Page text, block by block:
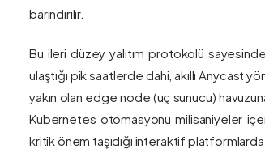
barındırılır.
Bu ileri düzey yalıtım protokolü
ulaştığı pik saatlerde dahi, akıllı Anycast
yakın olan edge node (uç sunucu)
Kubernetes otomasyonu milisaniyeler
kritik önem taşıdığı interaktif